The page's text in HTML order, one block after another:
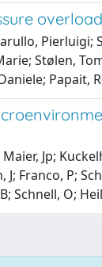
Pierluigi;
Stølen,
Papait,
Jp;
Franco, P;
Schnell, O;